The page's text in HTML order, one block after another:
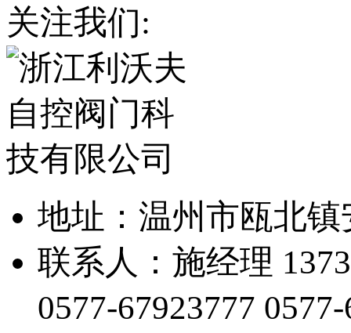
关注我们:
地址：温州市瓯北
联系人：施经理
0577-67923777